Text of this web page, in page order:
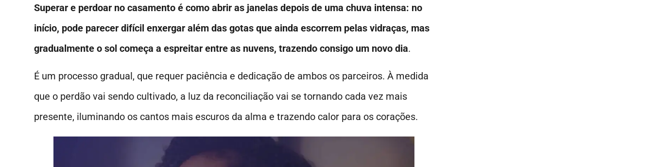
Superar e perdoar no casamento é como abrir as janelas depois de uma chuva intensa: no
início, pode parecer difícil enxergar além das gotas que ainda escorrem pelas vidraças, mas
gradualmente o sol começa a espreitar entre as nuvens, trazendo consigo um novo dia.
É um processo gradual, que requer paciência e dedicação de ambos os parceiros. À medida
que o perdão vai sendo cultivado, a luz da reconciliação vai se tornando cada vez mais
presente, iluminando os cantos mais escuros da alma e trazendo calor para os corações.